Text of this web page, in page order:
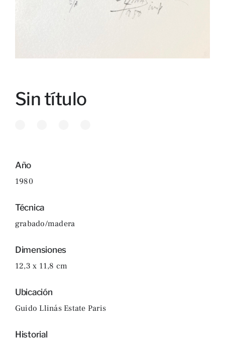
Sin título
Año
1980
Técnica
grabado/madera
Dimensiones
12,3 x 11,8 cm
Ubicación
Guido Llinás Estate Paris
Historial